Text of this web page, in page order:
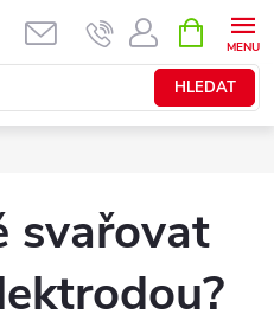
HLEDAT
NÁKUPNÍ
KOŠÍK
svařovat